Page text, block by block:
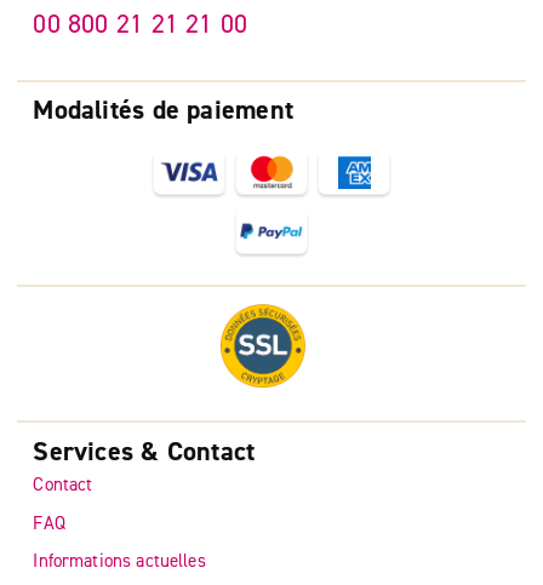
Modalités de paiement
00 800 21 21 21 00
Services & Contact
Contact
FAQ
Informations actuelles